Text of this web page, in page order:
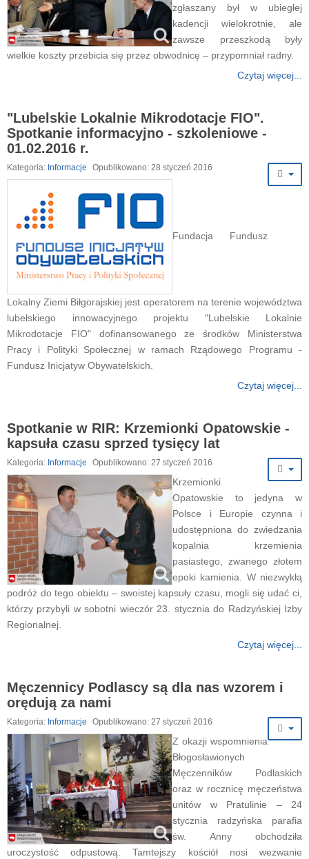
zgłaszany był w ubiegłej
kadencji wielokrotnie, ale
zawsze przeszkodą były
wielkie koszty przebicia się przez obwodnicę – przypomniał radny.
Czytaj więcej...
"Lubelskie Lokalnie Mikrodotacje FIO".
Spotkanie informacyjno - szkoleniowe -
01.02.2016 r.
Kategoria: Informacje Opublikowano: 28 styczeń 2016
Fundacja Fundusz
Lokalny Ziemi Biłgorajskiej jest operatorem na terenie województwa
lubelskiego innowacyjnego projektu "Lubelskie Lokalnie
Mikrodotacje FIO" dofinansowanego ze środków Ministerstwa
Pracy i Polityki Społecznej w ramach Rządowego Programu -
Fundusz Inicjatyw Obywatelskich.
Czytaj więcej...
Spotkanie w RIR: Krzemionki Opatowskie -
kapsuła czasu sprzed tysięcy lat
Kategoria: Informacje Opublikowano: 27 styczeń 2016
Krzemionki
Opatowskie to jedyna w
Polsce i Europie czynna i
udostępniona do zwiedzania
kopalnia krzemienia
pasiastego, zwanego złotem
epoki kamienia. W niezwykłą
podróż do tego obiektu – swoistej kapsuły czasu, mogli się udać ci,
którzy przybyli w sobotni wieczór 23. stycznia do Radzyńskiej Izby
Regionalnej.
Czytaj więcej...
Męczennicy Podlascy są dla nas wzorem i
orędują za nami
Kategoria: Informacje Opublikowano: 27 styczeń 2016
Z okazji wspomnienia
Błogosławionych
Męczenników Podlaskich
oraz w rocznicę męczeństwa
unitów w Pratulinie – 24
stycznia radzyńska parafia
św. Anny obchodziła
uroczystość odpustową. Tamtejszy kościół nosi wezwanie